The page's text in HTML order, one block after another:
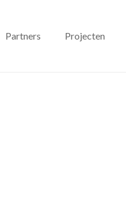
Partners Projecten